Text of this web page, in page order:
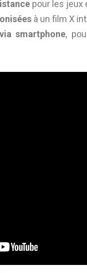
pour les jeux
à un film X
smartphone,